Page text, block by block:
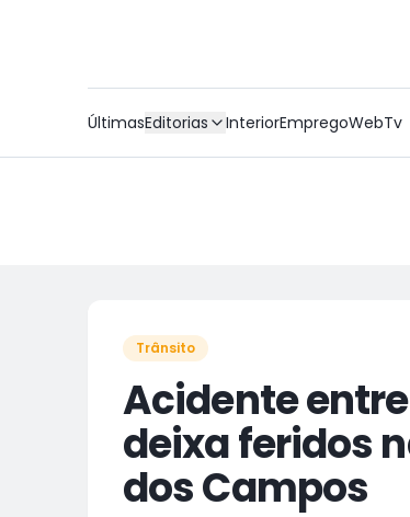
ÚltimasEditorias InteriorEmpregoWebTv
Trânsito
Acidente
deixa feridos
dos Campos